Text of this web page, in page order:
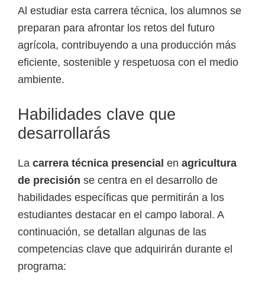
Al estudiar esta carrera técnica, los alumnos se
preparan para afrontar los retos del futuro
agrícola, contribuyendo a una producción más
eficiente, sostenible y respetuosa con el medio
ambiente.
Habilidades clave que
desarrollarás
La carrera técnica presencial en agricultura
de precisión se centra en el desarrollo de
habilidades específicas que permitirán a los
estudiantes destacar en el campo laboral. A
continuación, se detallan algunas de las
competencias clave que adquirirán durante el
programa: